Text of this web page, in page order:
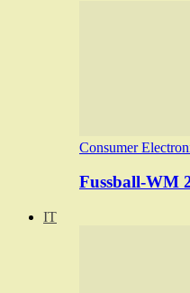
Consumer
Fussball-WM
IT